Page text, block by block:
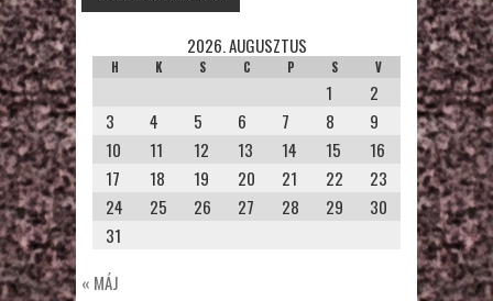
2026. AUGUSZTUS
H K S C P S V
1
2
3
4 5 6 7 8
9
10
11 12 13 14 15
16
17
18 19 20 21 22
23
24
25 26 27 28 29
30
31
« MÁJ